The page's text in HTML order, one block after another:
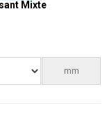
Mixte
mm